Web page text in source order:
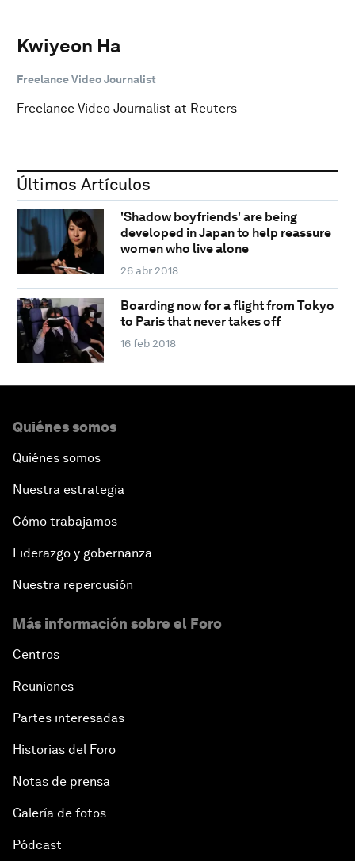
Kwiyeon Ha
Freelance Video Journalist
Freelance Video Journalist at Reuters
Últimos Artículos
'Shadow boyfriends' are being
developed in Japan to help reassure
women who live alone
26 abr 2018
Boarding now for a flight from Tokyo
to Paris that never takes off
16 feb 2018
Quiénes somos
Quiénes somos
Nuestra estrategia
Cómo trabajamos
Liderazgo y gobernanza
Nuestra repercusión
Más información sobre el Foro
Centros
Reuniones
Partes interesadas
Historias del Foro
Notas de prensa
Galería de fotos
Pódcast